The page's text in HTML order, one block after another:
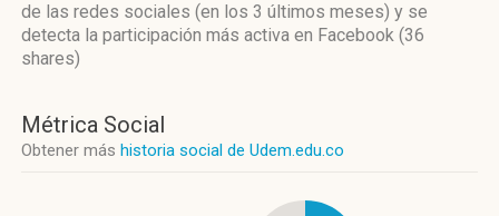
de las redes sociales (en los 3 últimos meses) y se
detecta la participación más activa en Facebook (36
shares)
Métrica Social
Obtener más historia social de Udem.edu.co